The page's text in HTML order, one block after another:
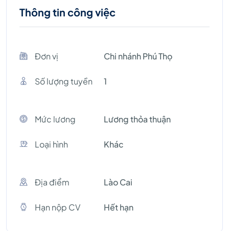
Thông tin công việc
Đơn vị Chi nhánh Phú Thọ
Số lượng tuyền 1
Mức lương Lương thỏa thuận
Loại hình Khác
Địa điểm Lào Cai
Hạn nộp CV Hết hạn